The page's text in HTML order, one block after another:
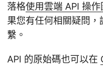
落格使用雲端 API 操
果您有任何相關疑問，
繫。
API 的原始碼也可以在